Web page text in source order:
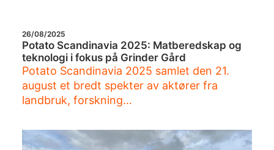
26/08/2025
Potato Scandinavia 2025: Matberedskap og
teknologi i fokus på Grinder Gård
Potato Scandinavia 2025 samlet den 21.
august et bredt spekter av aktører fra
landbruk, forskning…